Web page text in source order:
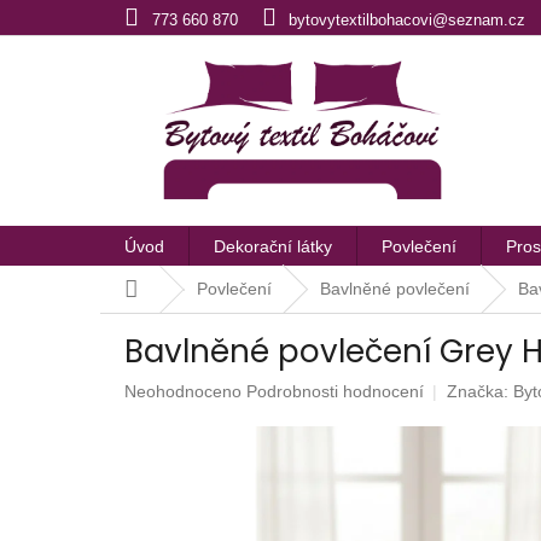
na
773 660 870 bytovytextilbohacovi@seznam.cz
Úvod Dekorační látky Povlečení
Domů Povlečení Bavlněné povlečení
Bavlněné povlečení Grey
Průměrné
Neohodnoceno Podrobnosti hodnocení Značka: